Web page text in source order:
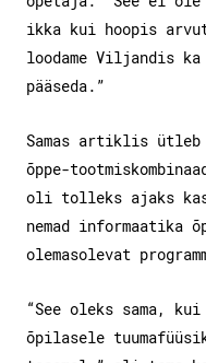
ikka kui hoopis
loodame Viljandis
pääseda.”
Samas artiklis
õppe-
oli tolleks ajaks
nemad informaatika
olemasolevat
“See oleks sama,
õpilasele